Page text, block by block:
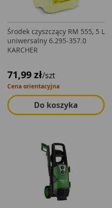
Środek czyszczący RM 555, 5 L
uniwersalny 6.295-357.0
KARCHER
71,99 zł/szt
Cena orientacyjna
Do koszyka